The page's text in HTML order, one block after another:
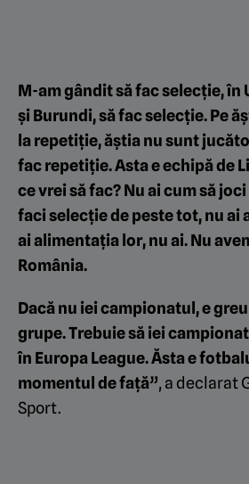
M-am gândit să fac selecție, în
și Burundi, să fac selecție. Pe
la repetiție, ăștia nu sunt
fac repetiție. Asta e echipă de
ce vrei să fac? Nu ai cum să
faci selecție de peste tot, nu ai
ai alimentația lor, nu ai. Nu
România.
Dacă nu iei campionatul, e
grupe. Trebuie să iei
în Europa League. Ăsta e
momentul de față”, a declarat
Sport.